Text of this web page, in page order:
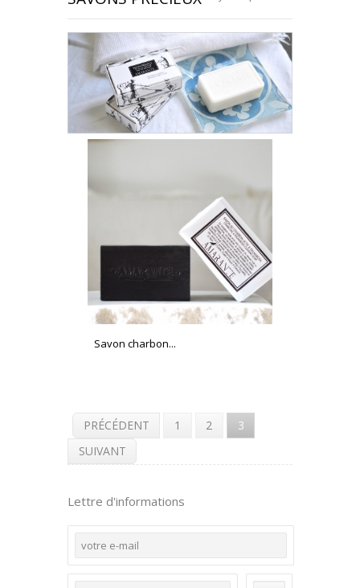
Savon charbon...
PRÉCÉDENT 1 2
3
SUIVANT
Lettre d'informations